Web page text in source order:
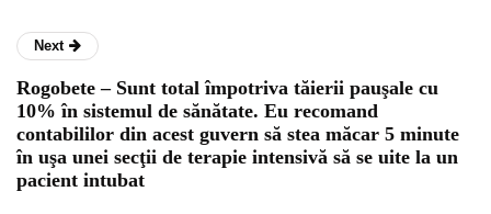
Next
Rogobete – Sunt total împotriva tăierii pauşale cu
10% în sistemul de sănătate. Eu recomand
contabililor din acest guvern să stea măcar 5 minute
în uşa unei secţii de terapie intensivă să se uite la un
pacient intubat